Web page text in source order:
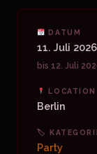
DATUM
11. Juli 2026
bis 12. Juli
LOCATION
Berlin
🏷
Party